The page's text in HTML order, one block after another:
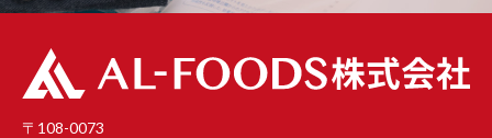
〒108-0073